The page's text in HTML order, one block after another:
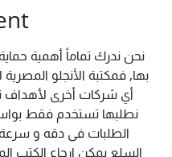
نحن ندرك تماماً أهمية
بها, فمكتبة الأنجلو
أي شركات أخرى لأهداف
نطلبها تستخدم فقط
الطلبات فى دقه و سرعة
السلع يمكن ارجاع الكتب